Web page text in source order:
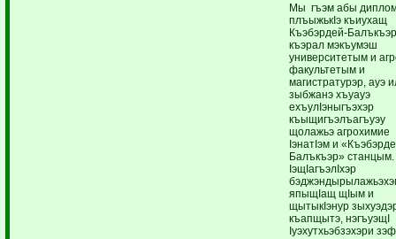
Мы гъэм абы
плъыжькIэ къиухащ
Къэбэрдей-
къэрал мэкъумэш
университетым и
факультетым и
магистратурэр, ауэ
зыбжанэ хъуауэ
ехъулIэныгъэхэр
къыщигъэлъагъуэу
щолажьэ агрохимие
IэнатIэм и
Балъкъэр» станцым.
IэщIагъэлIхэр
япыщIащ щIым и
щытыкIэнур
къапщытэ, нэгъуэщI
Iуэхутхьэбзэхэри